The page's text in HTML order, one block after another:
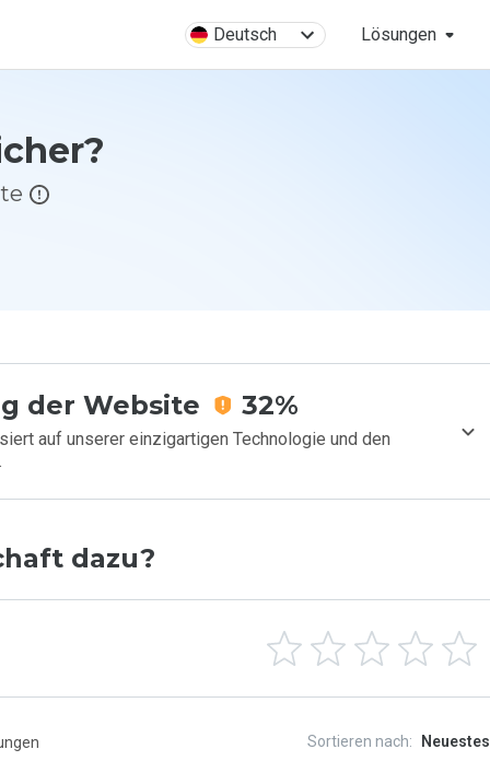
Deutsch Lösungen
der Website 32%
auf unserer einzigartigen Technologie und den
dazu?
Sortieren nach: Neuestes